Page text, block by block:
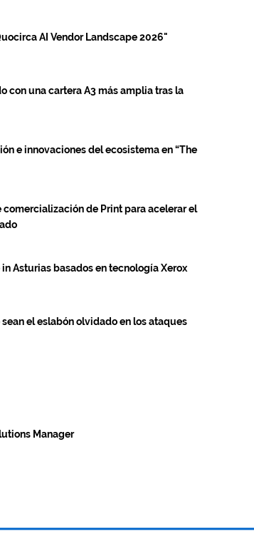
AI Vendor Landscape 2026"
con una cartera A3 más amplia tras la
e innovaciones del ecosistema en “The
de Print para acelerar el
Asturias basados en tecnología Xerox
el eslabón olvidado en los ataques
Manager